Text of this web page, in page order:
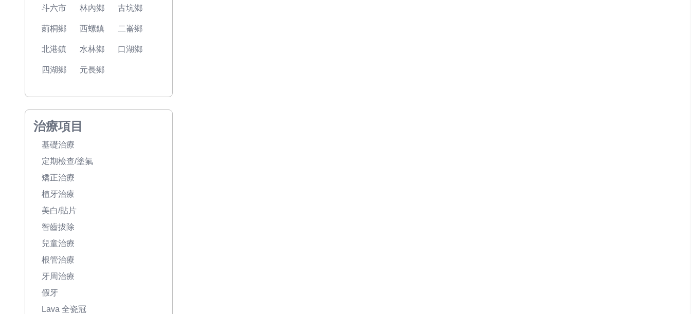
斗六市 林內鄉 古坑鄉
莿桐鄉 西螺鎮 二崙鄉
北港鎮 水林鄉 口湖鄉
四湖鄉 元長鄉
治療項目
基礎治療
定期檢查/塗氟
矯正治療
植牙治療
美白/貼片
智齒拔除
兒童治療
根管治療
牙周治療
假牙
Lava 全瓷冠